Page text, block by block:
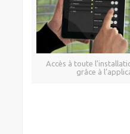
Accès à toute
grâce à